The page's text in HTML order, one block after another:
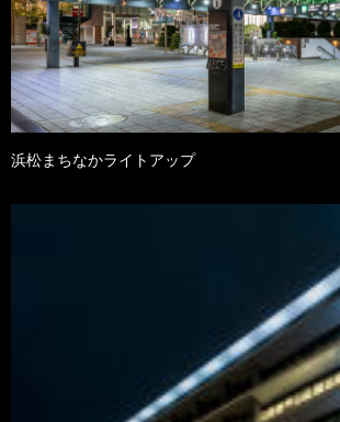
浜松まちなかライトアップ